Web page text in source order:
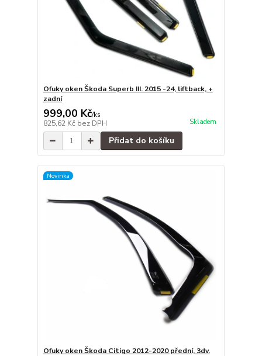
Ofuky oken Škoda Superb III. 2015 -24, liftback, +
zadní
999,00 Kč/ks
825,62 Kč bez DPH Skladem
Přidat do košíku
Novinka
Ofuky oken Škoda Citigo 2012-2020 přední, 3dv.